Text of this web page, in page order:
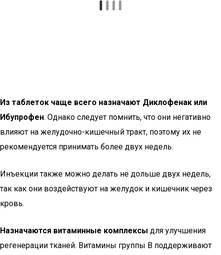
Из таблеток чаще всего назначают Диклофенак или
Ибупрофен. Однако следует помнить, что они негативно
влияют на желудочно-кишечный тракт, поэтому их не
рекомендуется принимать более двух недель.
Инъекции также можно делать не дольше двух недель,
так как они воздействуют на желудок и кишечник через
кровь.
Назначаются витаминные комплексы для улучшения
регенерации тканей. Витамины группы В поддерживают